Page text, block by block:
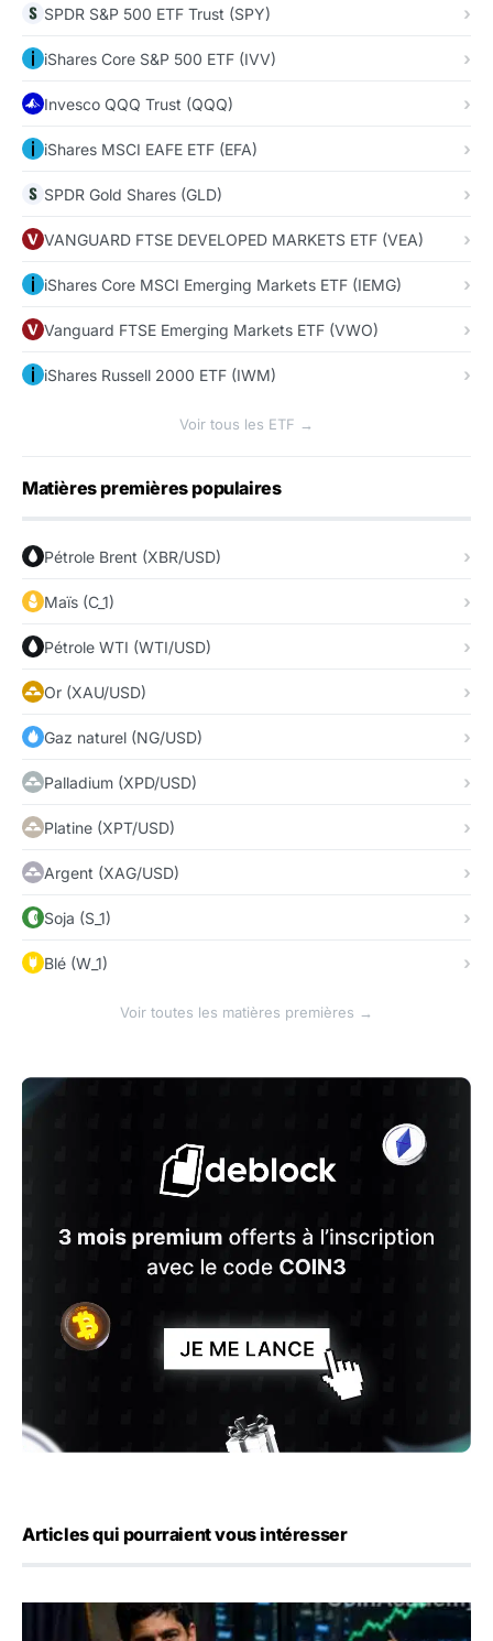
SPDR S&P 500 ETF Trust (SPY)
iShares Core S&P 500 ETF (IVV)
Invesco QQQ Trust (QQQ)
iShares MSCI EAFE ETF (EFA)
SPDR Gold Shares (GLD)
VANGUARD FTSE DEVELOPED MARKETS ETF (VEA)
iShares Core MSCI Emerging Markets ETF (IEMG)
Vanguard FTSE Emerging Markets ETF (VWO)
iShares Russell 2000 ETF (IWM)
Voir tous les ETF →
Matières premières populaires
Pétrole Brent (XBR/USD)
Maïs (C_1)
Pétrole WTI (WTI/USD)
Or (XAU/USD)
Gaz naturel (NG/USD)
Palladium (XPD/USD)
Platine (XPT/USD)
Argent (XAG/USD)
Soja (S_1)
Blé (W_1)
Voir toutes les matières premières →
Articles qui pourraient vous intéresser
Emploi américain : 23 000 postes détruits en juillet, les